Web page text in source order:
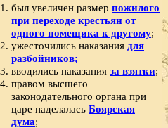
был увеличен размер пожилого
при переходе крестьян от
одного помещика к другому;
ужесточились наказания для
разбойников;
вводились наказания за взятки;
правом высшего
законодательного органа при
царе наделалась Боярская
дума;